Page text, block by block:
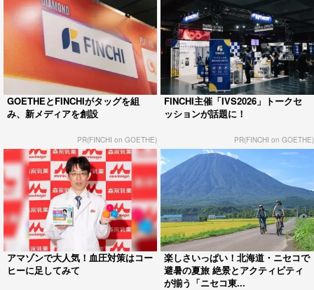
GOETHEとFINCHIがタッグを組
み、新メディアを創設
PR(FINCHI on GOETHE)
FINCHI主催「IVS2026」トークセ
ッションが話題に！
PR(FINCHI on GOETHE)
アマゾンで大人気！血圧対策はコー
ヒーに足してみて
楽しさいっぱい！北海道・ニセコで
避暑の夏旅 絶景とアクティビティ
が揃う「ニセコ東...